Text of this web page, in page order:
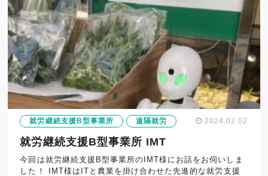
就労継続支援B型事業所 遠隔就労 2024.02.02
就労継続支援B型事業所 IMT
今回は就労継続支援B型事業所のIMT様にお話をお伺いしま
した！ IMT様はITと農業を掛け合わせた先進的な就労支援